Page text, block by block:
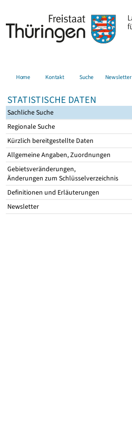
Home Kontakt Suche Newsletter
STATISTISCHE DATEN
Sachliche Suche
Regionale Suche
Kürzlich bereitgestellte Daten
Allgemeine Angaben, Zuordnungen
Gebietsveränderungen,
Änderungen zum Schlüsselverzeichnis
Definitionen und Erläuterungen
Newsletter